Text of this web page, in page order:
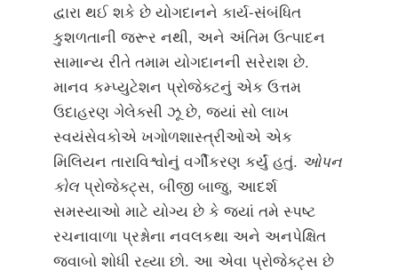
દ્વારા થઈ શકે છે યોગદાનને કાર્ય-સંબંધિત
કુશળતાની જરૂર નથી, અને અંતિમ ઉત્પાદન
સામાન્ય રીતે તમામ યોગદાનની સરેરાશ છે.
માનવ કમ્પ્યુટેશન પ્રોજેક્ટનું એક ઉત્તમ
ઉદાહરણ ગેલેક્સી ઝૂ છે, જ્યાં સો લાખ
સ્વયંસેવકોએ ખગોળશાસ્ત્રીઓએ એક
મિલિયન તારાવિશ્વોનું વર્ગીકરણ કર્યું હતું. ઓપન
કોલ પ્રોજેક્ટ્સ, બીજી બાજુ, આદર્શ
સમસ્યાઓ માટે યોગ્ય છે કે જ્યાં તમે સ્પષ્ટ
રચનાવાળા પ્રશ્નોના નવલકથા અને અનપેક્ષિત
જવાબો શોધી રહ્યા છો. આ એવા પ્રોજેક્ટ્સ છે